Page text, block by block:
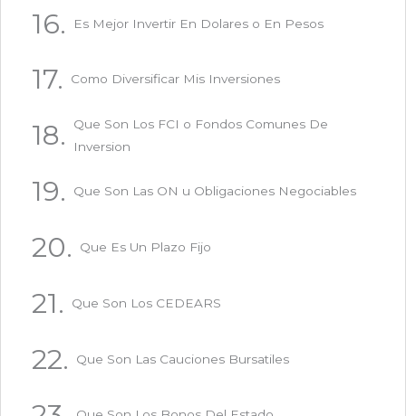
Es Mejor Invertir En Dolares o En Pesos
Como Diversificar Mis Inversiones
Que Son Los FCI o Fondos Comunes De
Inversion
Que Son Las ON u Obligaciones Negociables
Que Es Un Plazo Fijo
Que Son Los CEDEARS
Que Son Las Cauciones Bursatiles